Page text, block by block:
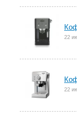
22
22